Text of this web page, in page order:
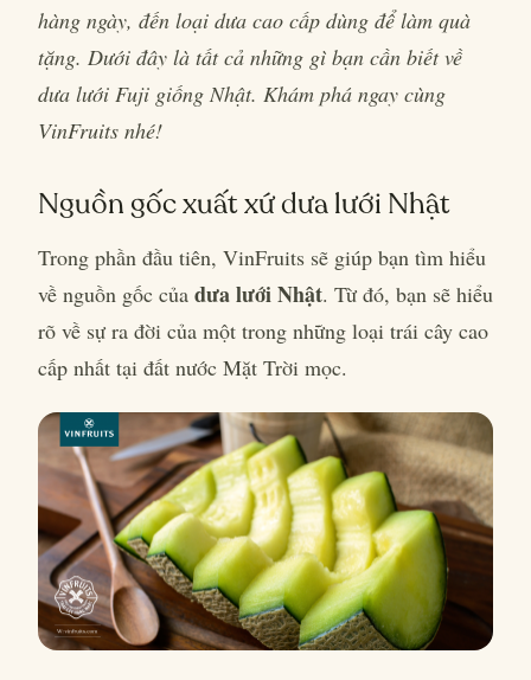
hàng ngày, đến loại dưa cao cấp dùng để làm quà
tặng. Dưới đây là tất cả những gì bạn cần biết về
dưa lưới Fuji giống Nhật. Khám phá ngay cùng
VinFruits nhé!
Nguồn gốc xuất xứ dưa lưới Nhật
Trong phần đầu tiên, VinFruits sẽ giúp bạn tìm hiểu
về nguồn gốc của dưa lưới Nhật. Từ đó, bạn sẽ hiểu
rõ về sự ra đời của một trong những loại trái cây cao
cấp nhất tại đất nước Mặt Trời mọc.